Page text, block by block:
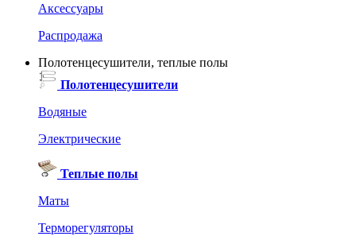
Аксессуары
Распродажа
Полотенцесушители, теплые полы
Полотенцесушители
Водяные
Электрические
Теплые полы
Маты
Терморегуляторы